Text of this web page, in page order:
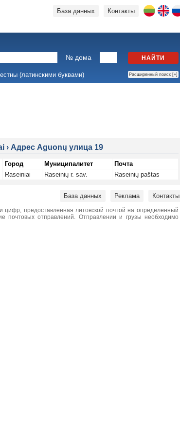
Контакты
База данных
№ дома НАЙТИ
(латинскими буквами) Расширенный поиск [+]
› Адрес Aguonų улица 19
Город Муниципалитет
Почта
Raseiniai Raseinių r. sav. Raseinių paštas
База данных Реклама Контакты
цифр, предоставленная литовской почтой на определенный
почтовых отправлений. Отправлении и грузы необходимо